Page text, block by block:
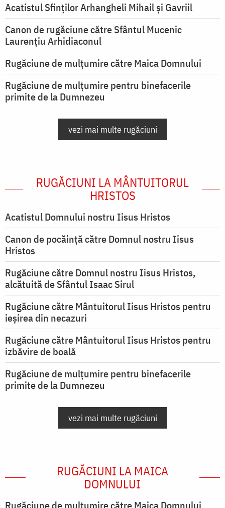
Acatistul Sfinților Arhangheli Mihail și Gavriil
Canon de rugăciune către Sfântul Mucenic
Laurențiu Arhidiaconul
Rugăciune de mulţumire către Maica Domnului
Rugăciune de mulțumire pentru binefacerile
primite de la Dumnezeu
vezi mai multe rugăciuni
RUGĂCIUNI LA MÂNTUITORUL
HRISTOS
Acatistul Domnului nostru Iisus Hristos
Canon de pocăință către Domnul nostru Iisus
Hristos
Rugăciune către Domnul nostru Iisus Hristos,
alcătuită de Sfântul Isaac Sirul
Rugăciune către Mântuitorul Iisus Hristos pentru
ieşirea din necazuri
Rugăciune către Mântuitorul Iisus Hristos pentru
izbăvire de boală
Rugăciune de mulțumire pentru binefacerile
primite de la Dumnezeu
vezi mai multe rugăciuni
RUGĂCIUNI LA MAICA
DOMNULUI